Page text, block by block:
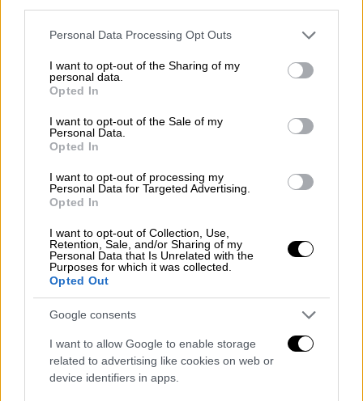
Please note that this website/app uses one or more Google
not limited to your visit or usage behaviour. You may click to
grant or deny consent to Google and its third-party tags to
use your data for below specified purposes in below Google
consent section.
Personal Data Processing Opt Outs
I want to opt-out of the Sharing of my
personal data.
Opted In
I want to opt-out of the Sale of my
Personal Data.
Opted In
I want to opt-out of processing my
Personal Data for Targeted Advertising.
Opted In
I want to opt-out of Collection, Use,
Retention, Sale, and/or Sharing of my
Personal Data that Is Unrelated with the
Purposes for which it was collected.
Opted Out
Google consents
I want to allow Google to enable storage
related to advertising like cookies on web or
device identifiers in apps.
Market|28.11.2023 10:39
To νέο υπερσύγχρονο κατάστημα ΑΒ
Βασιλόπουλος στο Μαρούσι ανοίγει τις
πόρτες του και μας περιμένει!
Μας προσκαλεί να ανακαλύψουμε